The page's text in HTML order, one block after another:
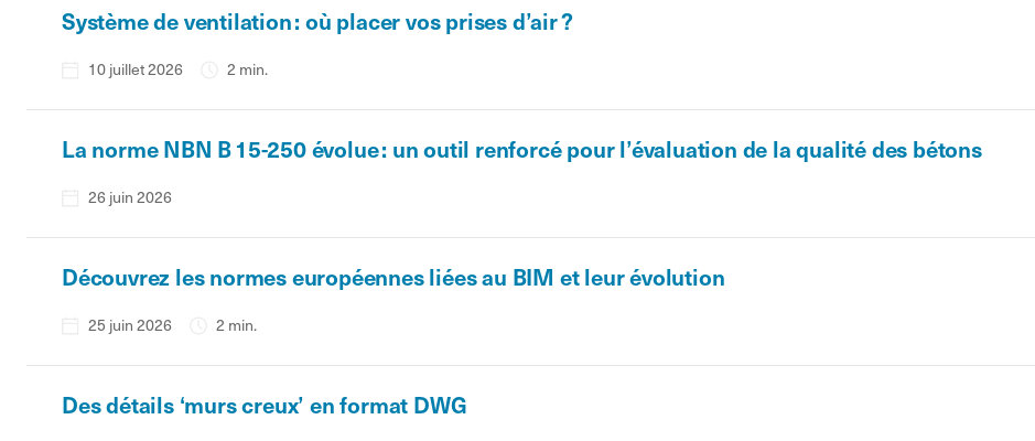
Système de ventilation : où placer vos prises d’air ?
10 juillet 2026 2 min.
La norme NBN B 15-250 évolue : un outil renforcé pour l’évaluation de la qualité des bétons
26 juin 2026
Découvrez les normes européennes liées au BIM et leur évolution
25 juin 2026 2 min.
Des détails ‘murs creux’ en format DWG